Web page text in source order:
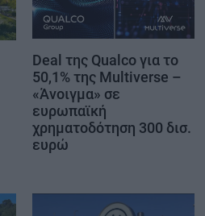
Deal της Qualco για το
50,1% της Multiverse –
«Άνοιγμα» σε
ευρωπαϊκή
χρηματοδότηση 300 δισ.
ευρώ